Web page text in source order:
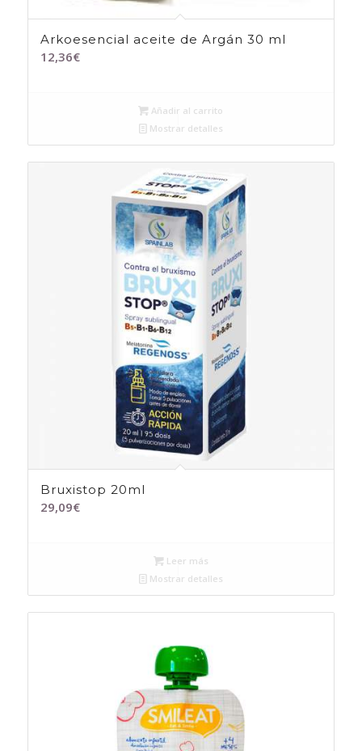
Arkoesencial aceite de Argán 30 ml
12,36€
Añadir al carrito
Mostrar detalles
Bruxistop 20ml
29,09€
Leer más
Mostrar detalles